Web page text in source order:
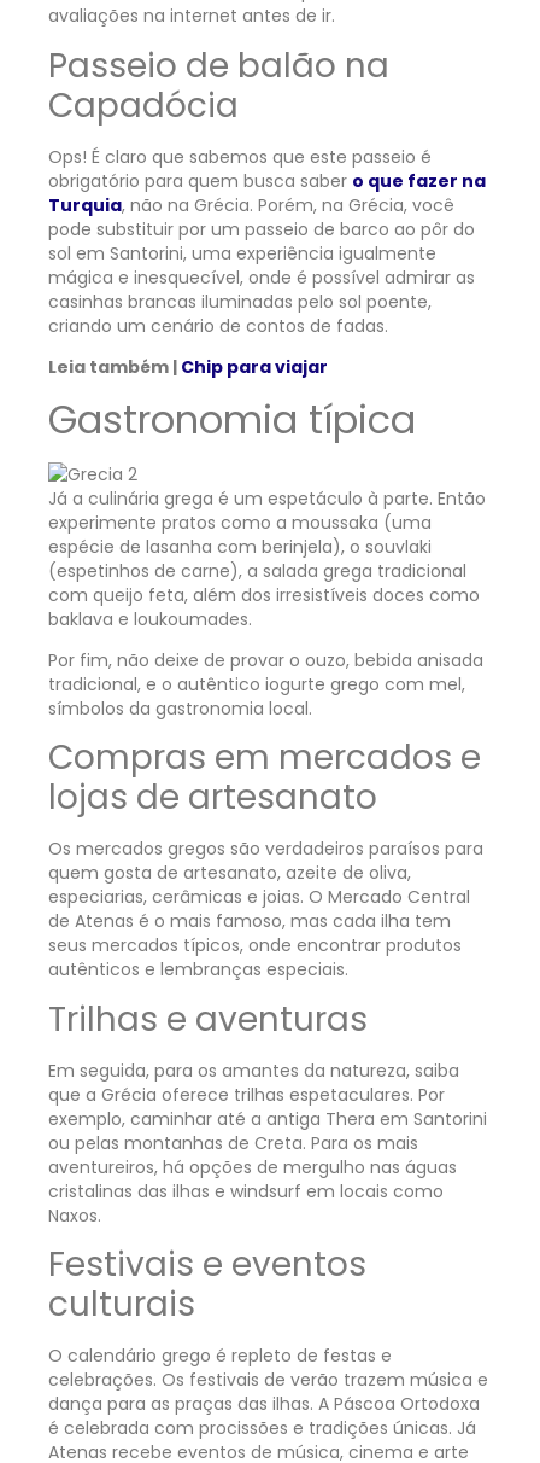
avaliações na internet antes de ir.
Passeio de balão na
Capadócia
Ops! É claro que sabemos que este passeio é
obrigatório para quem busca saber o que fazer na
Turquia, não na Grécia. Porém, na Grécia, você
pode substituir por um passeio de barco ao pôr do
sol em Santorini, uma experiência igualmente
mágica e inesquecível, onde é possível admirar as
casinhas brancas iluminadas pelo sol poente,
criando um cenário de contos de fadas.
Leia também | Chip para viajar
Gastronomia típica
Já a culinária grega é um espetáculo à parte. Então
experimente pratos como a moussaka (uma
espécie de lasanha com berinjela), o souvlaki
(espetinhos de carne), a salada grega tradicional
com queijo feta, além dos irresistíveis doces como
baklava e loukoumades.
Por fim, não deixe de provar o ouzo, bebida anisada
tradicional, e o autêntico iogurte grego com mel,
símbolos da gastronomia local.
Compras em mercados e
lojas de artesanato
Os mercados gregos são verdadeiros paraísos para
quem gosta de artesanato, azeite de oliva,
especiarias, cerâmicas e joias. O Mercado Central
de Atenas é o mais famoso, mas cada ilha tem
seus mercados típicos, onde encontrar produtos
autênticos e lembranças especiais.
Trilhas e aventuras
Em seguida, para os amantes da natureza, saiba
que a Grécia oferece trilhas espetaculares. Por
exemplo, caminhar até a antiga Thera em Santorini
ou pelas montanhas de Creta. Para os mais
aventureiros, há opções de mergulho nas águas
cristalinas das ilhas e windsurf em locais como
Naxos.
Festivais e eventos
culturais
O calendário grego é repleto de festas e
celebrações. Os festivais de verão trazem música e
dança para as praças das ilhas. A Páscoa Ortodoxa
é celebrada com procissões e tradições únicas. Já
Atenas recebe eventos de música, cinema e arte